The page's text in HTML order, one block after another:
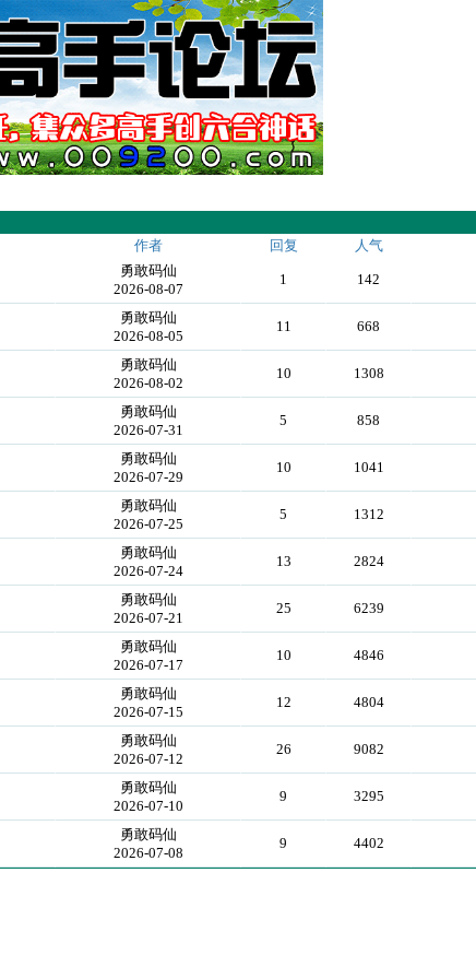
作者 回复 人气
勇敢码仙
2026-08-07
1 142
勇敢码仙
2026-08-05
11 668
勇敢码仙
2026-08-02
10 1308
勇敢码仙
2026-07-31
5 858
勇敢码仙
2026-07-29
10 1041
勇敢码仙
2026-07-25
5 1312
勇敢码仙
2026-07-24
13 2824
勇敢码仙
2026-07-21
25 6239
勇敢码仙
2026-07-17
10 4846
勇敢码仙
2026-07-15
12 4804
勇敢码仙
2026-07-12
26 9082
勇敢码仙
2026-07-10
9 3295
勇敢码仙
2026-07-08
9 4402